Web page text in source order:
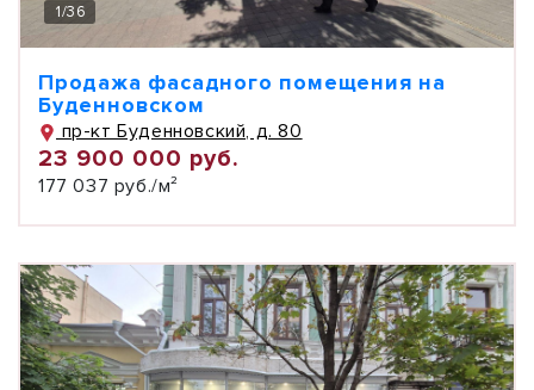
1/36
Продажа фасадного помещения на
Буденновском
пр-кт Буденновский, д. 80
23 900 000 руб.
177 037 руб./м²